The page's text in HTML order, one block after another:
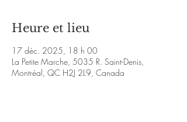
Heure et lieu
17 déc. 2025, 18 h 00
La Petite Marche, 5035 R. Saint-Denis,
Montréal, QC H2J 2L9, Canada